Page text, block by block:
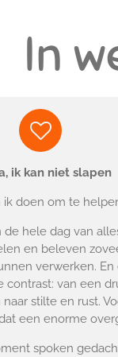
In
ik kan niet slapen
ik doen om te
de hele dag van
en beleven
verwerken. En
contrast: van een
stilte en rust.
een enorme
spoken